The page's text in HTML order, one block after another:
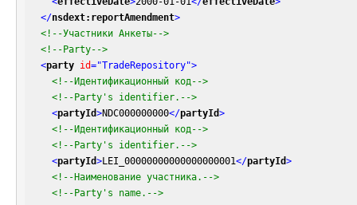
</nsdext:reportAmendment>
<!--Участники Анкеты-->
<!--Party-->
<party id="TradeRepository">
<!--Идентификационный код-->
<!--Party's identifier.-->
<partyId>NDC000000000</partyId>
<!--Идентификационный код-->
<!--Party's identifier.-->
<partyId>LEI_00000000000000000001</partyId>
<!--Наименование участника.-->
<!--Party's name.-->